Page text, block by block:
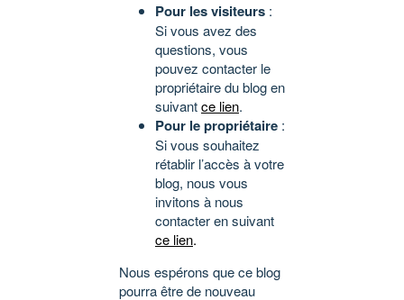
Pour les visiteurs :
Si vous avez des
questions, vous
pouvez contacter le
propriétaire du blog en
suivantce lien.
Pour le propriétaire :
Si vous souhaitez
rétablir l’accès à votre
blog, nous vous
invitons à nous
contacter en suivant
ce lien.
Nous espérons que ce blog
pourra être de nouveau